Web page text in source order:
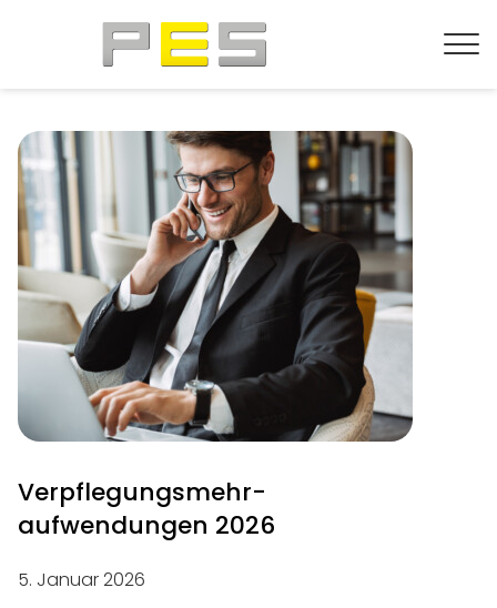
Verpflegungs­­mehr­­
aufwendungen 2026
5. Januar 2026